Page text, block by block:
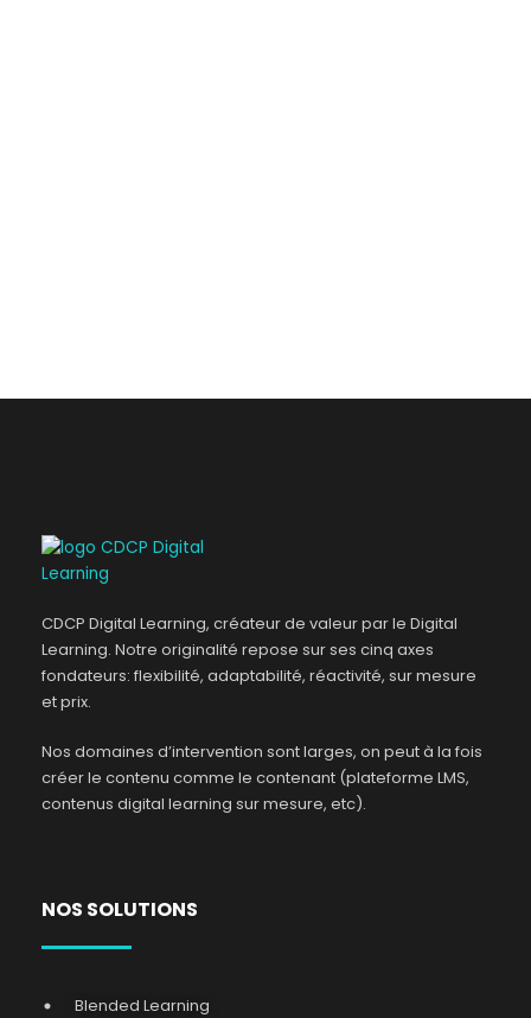
CDCP Digital Learning, créateur de valeur par le Digital
Learning. Notre originalité repose sur ses cinq axes
fondateurs: flexibilité, adaptabilité, réactivité, sur mesure
et prix.
Nos domaines d’intervention sont larges, on peut à la fois
créer le contenu comme le contenant (plateforme LMS,
contenus digital learning sur mesure, etc).
NOS SOLUTIONS
Blended Learning